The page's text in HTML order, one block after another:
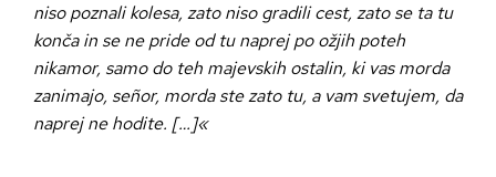
niso poznali kolesa, zato niso gradili cest, zato se ta tu
konča in se ne pride od tu naprej po ožjih poteh
nikamor, samo do teh majevskih ostalin, ki vas morda
zanimajo, señor, morda ste zato tu, a vam svetujem, da
naprej ne hodite. […]«